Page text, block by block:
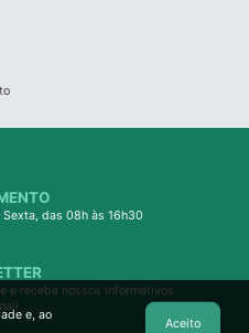
Sexta, das 08h às 16h30
e receba nossos informativos
e, ao
Aceito